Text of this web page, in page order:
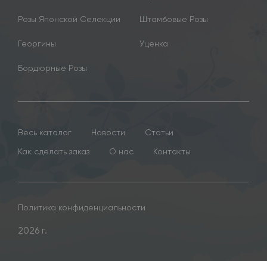
Розы Японской Селекции Штамбовые Розы
Георгины Уценка
Бордюрные Розы
Весь каталог Новости
Статьи
Как сделать заказ
О нас Контакты
Политика конфиденциальности
2026 г.